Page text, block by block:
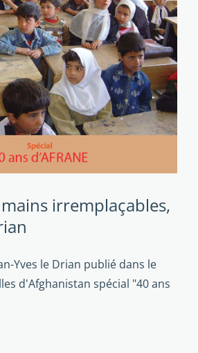
irremplaçables,
Yves le Drian publié dans le
d'Afghanistan spécial "40 ans